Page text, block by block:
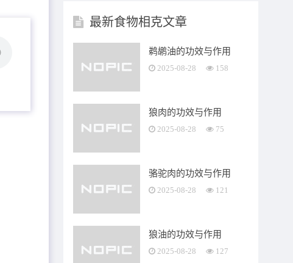
最新食物相克文章
鹈鹕油的功效与作用
2025-08-28 158
狼肉的功效与作用
2025-08-28 75
骆驼肉的功效与作用
2025-08-28 121
狼油的功效与作用
2025-08-28 127